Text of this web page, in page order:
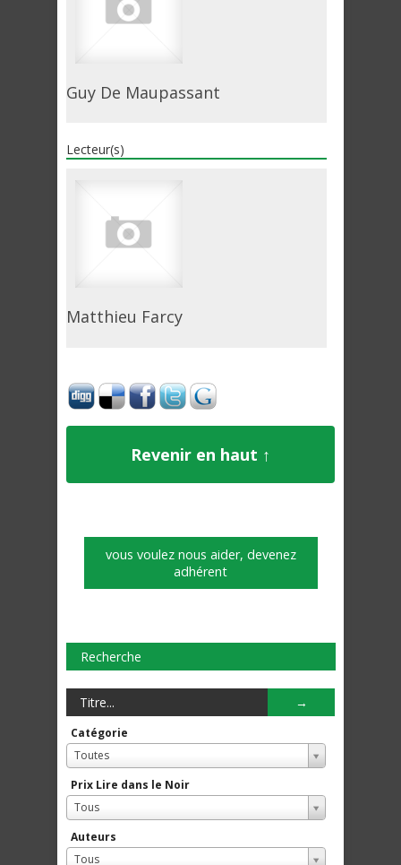
Guy De Maupassant
Lecteur(s)
Matthieu Farcy
Revenir en haut ↑
vous voulez nous aider, devenez
adhérent
Recherche
Catégorie
Toutes
Prix Lire dans le Noir
Tous
Auteurs
Tous